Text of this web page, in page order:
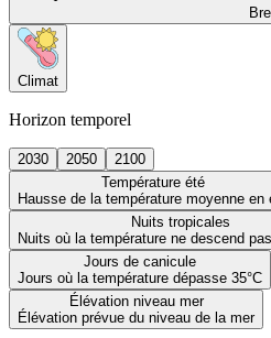
Climat
Horizon temporel
2030 2050
2100
Température été
Hausse de la température moyenne en
Nuits tropicales
Nuits où la température ne descend
Jours de canicule
Jours où la température dépasse 35°C
Élévation niveau mer
Élévation prévue du niveau de la mer